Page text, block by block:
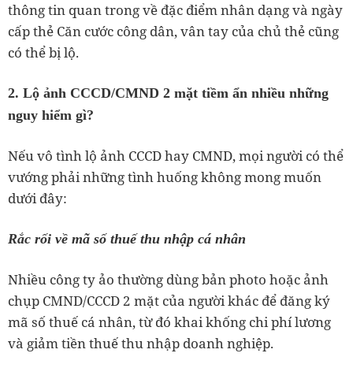
thông tin quan trong về đặc điểm nhân dạng và ngày
cấp thẻ Căn cước công dân, vân tay của chủ thẻ cũng
có thể bị lộ.
2. Lộ ảnh CCCD/CMND 2 mặt tiềm ẩn nhiều những
nguy hiểm gì?
Nếu vô tình lộ ảnh CCCD hay CMND, mọi người có thể
vướng phải những tình huống không mong muốn
dưới đây:
Rắc rối về mã số thuế thu nhập cá nhân
Nhiều công ty ảo thường dùng bản photo hoặc ảnh
chụp CMND/CCCD 2 mặt của người khác để đăng ký
mã số thuế cá nhân, từ đó khai khống chi phí lương
và giảm tiền thuế thu nhập doanh nghiệp.